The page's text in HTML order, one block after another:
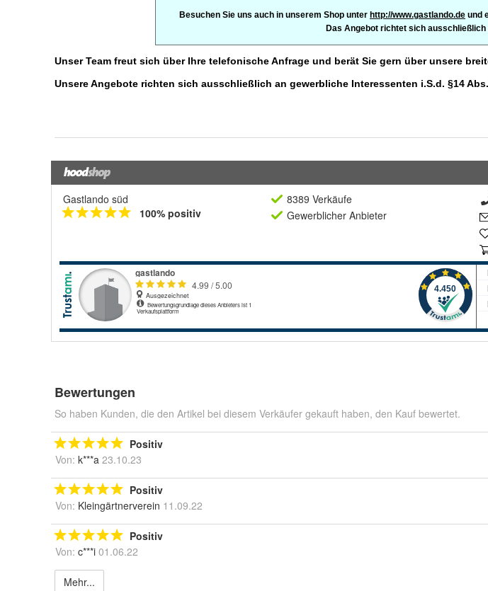
Gastlando süd
100% positiv
8389 Verkäufe
Gewerblicher Anbieter
Bewertungen
So haben Kunden, die den Artikel bei diesem Verkäufer gekauft haben, den Kauf bewertet.
Positiv
Von: k***a 23.10.23
Positiv
Von: Kleingärtnerverein 11.09.22
Positiv
Von: c***i 01.06.22
Mehr...